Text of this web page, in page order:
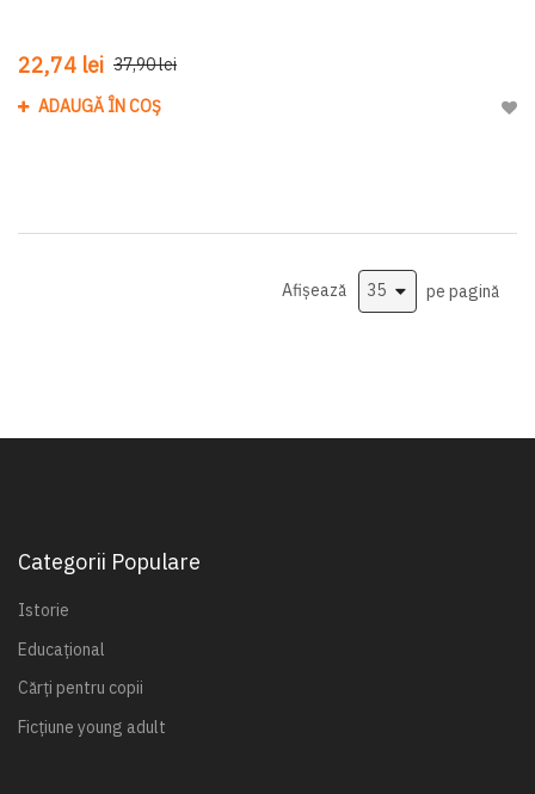
22,74 lei 37,90 lei
ADAUGĂ ÎN COȘ
Afișează pe pagină
Categorii Populare
Istorie
Educațional
Cărți pentru copii
Ficțiune young adult